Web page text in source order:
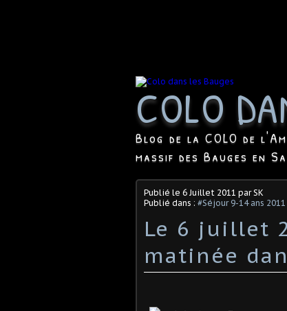
COLO
Blog de la COLO de
massif des Bauges en
Publié le 6 Juillet 2011 par SK
Publié dans : #Séjour 9-14 ans 2011
Le 6 juillet
matinée